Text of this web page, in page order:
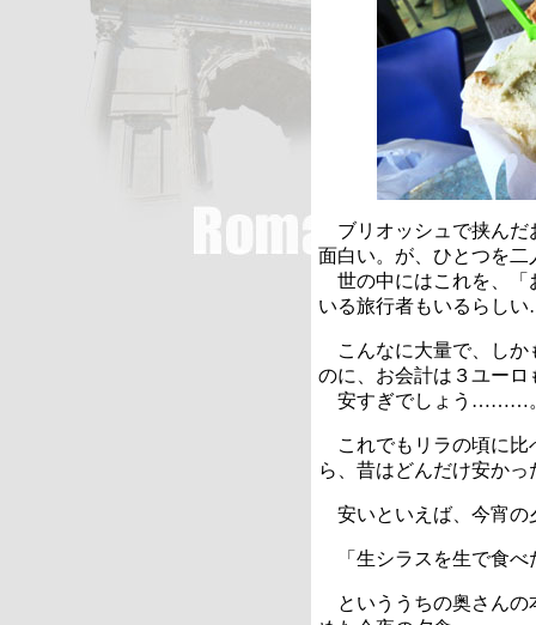
ブリオッシュで挟んだ
面白い。が、ひとつを
世の中にはこれを、「
いる旅行者もいるらし
こんなに大量で、しか
のに、お会計は３ユーロ
安すぎでしょう………
これでもリラの頃に比
ら、昔はどんだけ安かっ
安いといえば、今宵の
「生シラスを生で食べ
といううちの奥さんの